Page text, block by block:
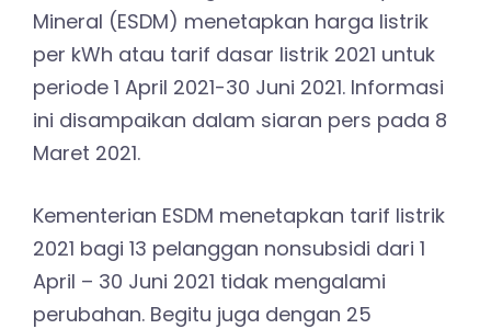
Mineral (ESDM) menetapkan harga listrik
per kWh atau tarif dasar listrik 2021 untuk
periode 1 April 2021-30 Juni 2021. Informasi
ini disampaikan dalam siaran pers pada 8
Maret 2021.
Kementerian ESDM menetapkan tarif listrik
2021 bagi 13 pelanggan nonsubsidi dari 1
April – 30 Juni 2021 tidak mengalami
perubahan. Begitu juga dengan 25